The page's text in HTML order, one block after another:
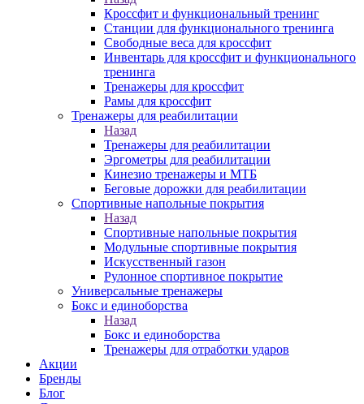
Кроссфит и функциональный тренинг
Станции для функционального тренинга
Свободные веса для кроссфит
Инвентарь для кроссфит и функционального
тренинга
Тренажеры для кроссфит
Рамы для кроссфит
Тренажеры для реабилитации
Назад
Тренажеры для реабилитации
Эргометры для реабилитации
Кинезио тренажеры и МТБ
Беговые дорожки для реабилитации
Спортивные напольные покрытия
Назад
Спортивные напольные покрытия
Модульные спортивные покрытия
Искусственный газон
Рулонное спортивное покрытие
Универсальные тренажеры
Бокс и единоборства
Назад
Бокс и единоборства
Тренажеры для отработки ударов
Акции
Бренды
Блог